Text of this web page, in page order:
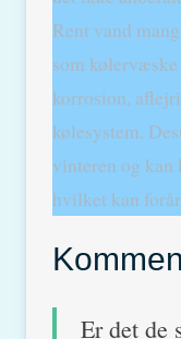
Rent vand
som
korrosion,
kølesystem.
vinteren og kan
hvilket kan
Er det de